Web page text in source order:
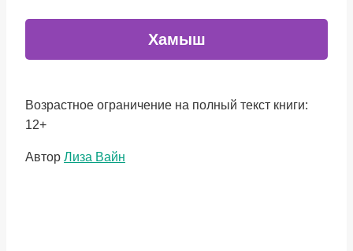
Хамыш
Возрастное ограничение на полный текст книги:
12+
Метки
Автор Лиза Вайн